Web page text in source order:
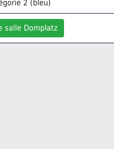
2 (bleu)
salle Domplatz